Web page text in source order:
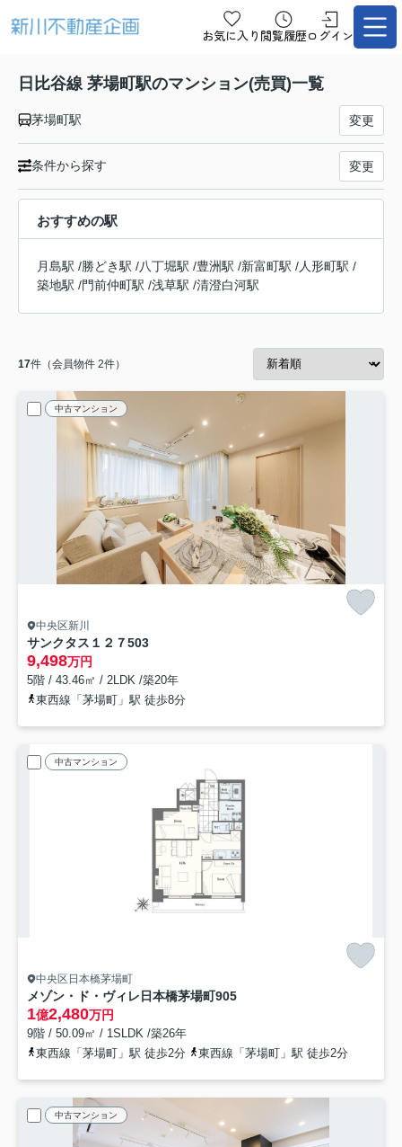
お気に入り 閲覧履歴ログイン
日比谷線 茅場町駅のマンション(売買)一覧
茅場町駅 変更
条件から探す 変更
おすすめの駅
月島駅 /勝どき駅 /八丁堀駅 /豊洲駅 /新富町駅 /人形町駅 /
築地駅 /門前仲町駅 /浅草駅 /清澄白河駅
17件（会員物件 2件）
中古マンション
中央区新川
サンクタス１２７503
9,498万円
5階 / 43.46㎡ / 2LDK /築20年
東西線「茅場町」駅 徒歩8分
中古マンション
中央区日本橋茅場町
メゾン・ド・ヴィレ日本橋茅場町905
1億2,480万円
9階 / 50.09㎡ / 1SLDK /築26年
東西線「茅場町」駅 徒歩2分
東西線「茅場町」駅 徒歩2分
中古マンション